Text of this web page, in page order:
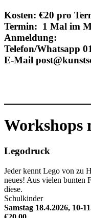
Kosten: €20 pro
Termin: 1 Mal im
Anmeldung:
Telefon/Whatsapp
E-Mail
Workshops
Legodruck
Jeder kennt Lego von zu
neues! Aus vielen bunten
diese.
Schulkinder
Samstag 18.4.2026, 10-